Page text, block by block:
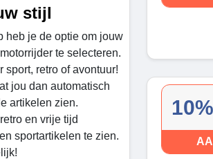
stijl
heb je de optie om jouw
te selecteren.
sport, retro of avontuur!
jou dan automatisch
artikelen zien.
en vrije tijd
sportartikelen te zien.